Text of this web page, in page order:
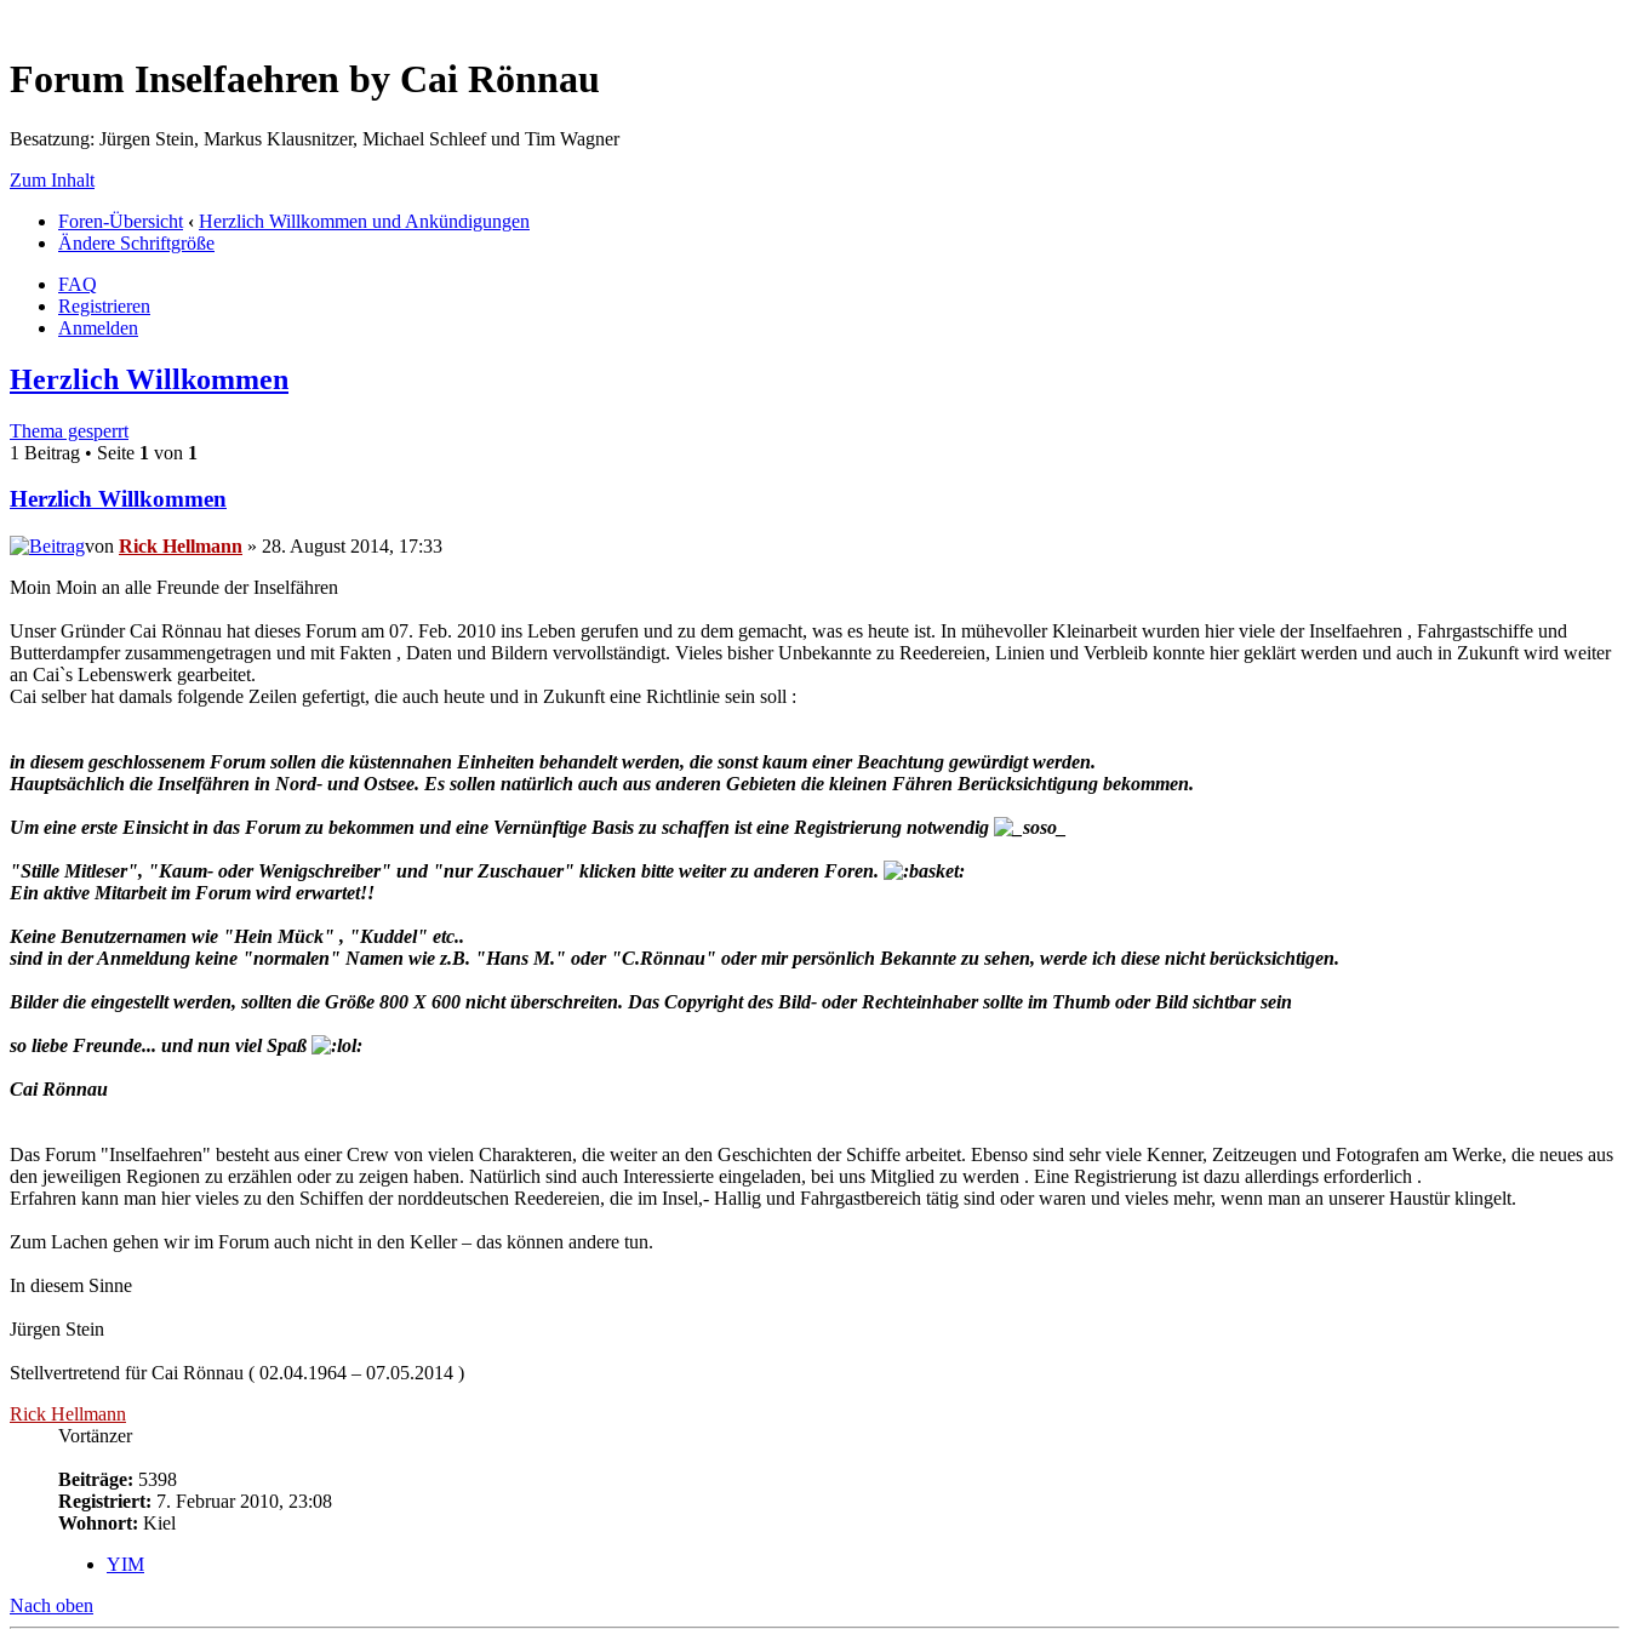
Forum Inselfaehren by Cai Rönnau
Besatzung: Jürgen Stein, Markus Klausnitzer, Michael Schleef und Tim Wagner
Zum Inhalt
Foren-Übersicht ‹ Herzlich Willkommen und Ankündigungen
Ändere Schriftgröße
FAQ
Registrieren
Anmelden
Herzlich Willkommen
Thema gesperrt
1 Beitrag • Seite 1 von 1
Herzlich Willkommen
von Rick Hellmann » 28. August 2014, 17:33
Moin Moin an alle Freunde der Inselfähren
Unser Gründer Cai Rönnau hat dieses Forum am 07. Feb. 2010 ins Leben gerufen und zu dem gemacht, was es heute ist. In mühevoller Kleinarbeit wurden hier viele der Inselfaehren , Fahrgastschiffe und
Butterdampfer zusammengetragen und mit Fakten , Daten und Bildern vervollständigt. Vieles bisher Unbekannte zu Reedereien, Linien und Verbleib konnte hier geklärt werden und auch in Zukunft wird weiter
an Cai`s Lebenswerk gearbeitet.
Cai selber hat damals folgende Zeilen gefertigt, die auch heute und in Zukunft eine Richtlinie sein soll :
in diesem geschlossenem Forum sollen die küstennahen Einheiten behandelt werden, die sonst kaum einer Beachtung gewürdigt werden.
Hauptsächlich die Inselfähren in Nord- und Ostsee. Es sollen natürlich auch aus anderen Gebieten die kleinen Fähren Berücksichtigung bekommen.
Um eine erste Einsicht in das Forum zu bekommen und eine Vernünftige Basis zu schaffen ist eine Registrierung notwendig
"Stille Mitleser", "Kaum- oder Wenigschreiber" und "nur Zuschauer" klicken bitte weiter zu anderen Foren.
Ein aktive Mitarbeit im Forum wird erwartet!!
Keine Benutzernamen wie "Hein Mück" , "Kuddel" etc..
sind in der Anmeldung keine "normalen" Namen wie z.B. "Hans M." oder "C.Rönnau" oder mir persönlich Bekannte zu sehen, werde ich diese nicht berücksichtigen.
Bilder die eingestellt werden, sollten die Größe 800 X 600 nicht überschreiten. Das Copyright des Bild- oder Rechteinhaber sollte im Thumb oder Bild sichtbar sein
so liebe Freunde... und nun viel Spaß
Cai Rönnau
Das Forum "Inselfaehren" besteht aus einer Crew von vielen Charakteren, die weiter an den Geschichten der Schiffe arbeitet. Ebenso sind sehr viele Kenner, Zeitzeugen und Fotografen am Werke, die neues aus
den jeweiligen Regionen zu erzählen oder zu zeigen haben. Natürlich sind auch Interessierte eingeladen, bei uns Mitglied zu werden . Eine Registrierung ist dazu allerdings erforderlich .
Erfahren kann man hier vieles zu den Schiffen der norddeutschen Reedereien, die im Insel,- Hallig und Fahrgastbereich tätig sind oder waren und vieles mehr, wenn man an unserer Haustür klingelt.
Zum Lachen gehen wir im Forum auch nicht in den Keller – das können andere tun.
In diesem Sinne
Jürgen Stein
Stellvertretend für Cai Rönnau ( 02.04.1964 – 07.05.2014 )
Rick Hellmann
Vortänzer
Beiträge: 5398
Registriert: 7. Februar 2010, 23:08
Wohnort: Kiel
YIM
Nach oben